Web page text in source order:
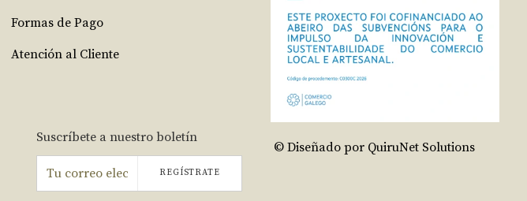
Formas de Pago
Atención al Cliente
Suscríbete a nuestro boletín
REGÍSTRATE
© Diseñado por QuiruNet Solutions